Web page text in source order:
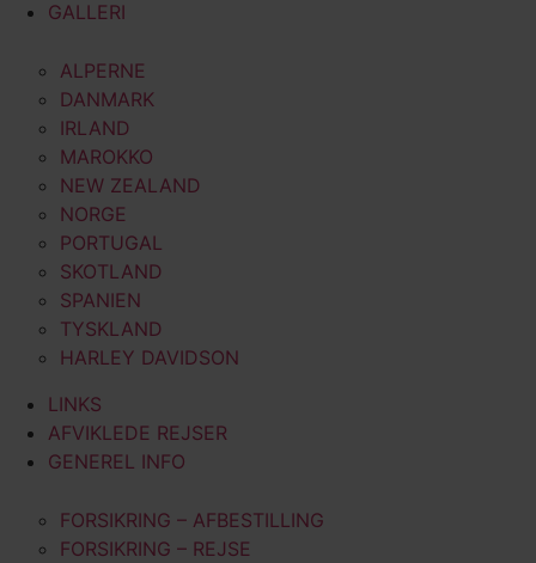
GALLERI
ALPERNE
DANMARK
IRLAND
MAROKKO
NEW ZEALAND
NORGE
PORTUGAL
SKOTLAND
SPANIEN
TYSKLAND
HARLEY DAVIDSON
LINKS
AFVIKLEDE REJSER
GENEREL INFO
FORSIKRING – AFBESTILLING
FORSIKRING – REJSE